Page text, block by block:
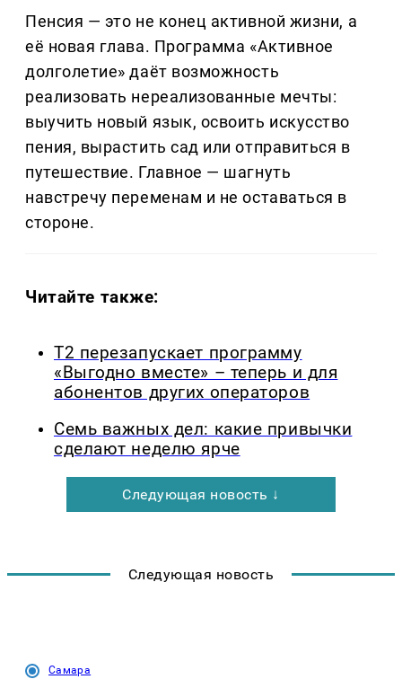
Пенсия — это не конец активной жизни, а
её новая глава. Программа «Активное
долголетие» даёт возможность
реализовать нереализованные мечты:
выучить новый язык, освоить искусство
пения, вырастить сад или отправиться в
путешествие. Главное — шагнуть
навстречу переменам и не оставаться в
стороне.
Читайте также:
Т2 перезапускает программу
«Выгодно вместе» – теперь и для
абонентов других операторов
Семь важных дел: какие привычки
сделают неделю ярче
Следующая новость ↓
Следующая новость
Самара